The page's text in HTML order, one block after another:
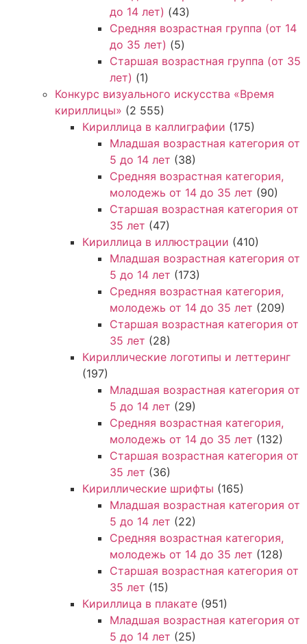
до 14 лет) (43)
Средняя возрастная группа (от 14
до 35 лет) (5)
Старшая возрастная группа (от 35
лет) (1)
Конкурс визуального искусства «Время
кириллицы» (2 555)
Кириллица в каллиграфии (175)
Младшая возрастная категория от
5 до 14 лет (38)
Средняя возрастная категория,
молодежь от 14 до 35 лет (90)
Старшая возрастная категория от
35 лет (47)
Кириллица в иллюстрации (410)
Младшая возрастная категория от
5 до 14 лет (173)
Средняя возрастная категория,
молодежь от 14 до 35 лет (209)
Старшая возрастная категория от
35 лет (28)
Кириллические логотипы и леттеринг
(197)
Младшая возрастная категория от
5 до 14 лет (29)
Средняя возрастная категория,
молодежь от 14 до 35 лет (132)
Старшая возрастная категория от
35 лет (36)
Кириллические шрифты (165)
Младшая возрастная категория от
5 до 14 лет (22)
Средняя возрастная категория,
молодежь от 14 до 35 лет (128)
Старшая возрастная категория от
35 лет (15)
Кириллица в плакате (951)
Младшая возрастная категория от
5 до 14 лет (25)